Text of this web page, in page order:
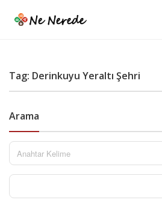
Tag: Derinkuyu Yeraltı Şehri
Arama